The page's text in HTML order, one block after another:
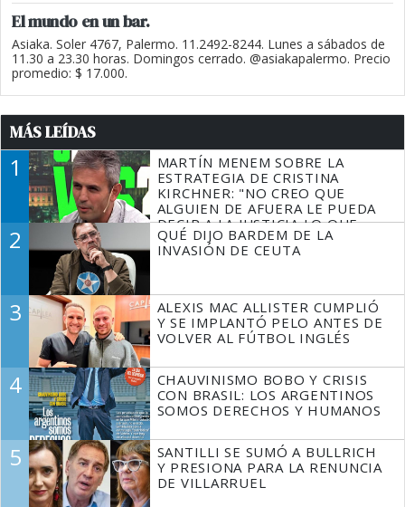
El mundo en un bar.
Asiaka. Soler 4767, Palermo. 11.2492-8244. Lunes a sábados de
11.30 a 23.30 horas. Domingos cerrado. @asiakapalermo. Precio
promedio: $ 17.000.
MÁS LEÍDAS
1
MARTÍN MENEM SOBRE LA
ESTRATEGIA DE CRISTINA
KIRCHNER: "NO CREO QUE
ALGUIEN DE AFUERA LE PUEDA
DECIR A LA JUSTICIA LO QUE
TIENE QUE HACER"
2
QUÉ DIJO BARDEM DE LA
INVASIÓN DE CEUTA
3
ALEXIS MAC ALLISTER CUMPLIÓ
Y SE IMPLANTÓ PELO ANTES DE
VOLVER AL FÚTBOL INGLÉS
4
CHAUVINISMO BOBO Y CRISIS
CON BRASIL: LOS ARGENTINOS
SOMOS DERECHOS Y HUMANOS
5
SANTILLI SE SUMÓ A BULLRICH
Y PRESIONA PARA LA RENUNCIA
DE VILLARRUEL